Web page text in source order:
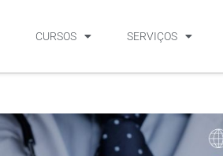
CURSOS SERVIÇOS